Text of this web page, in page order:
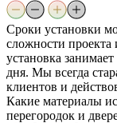
Сроки установки
сложности
установка
дня. Мы всегда
клиентов и
Какие материалы
перегородок и